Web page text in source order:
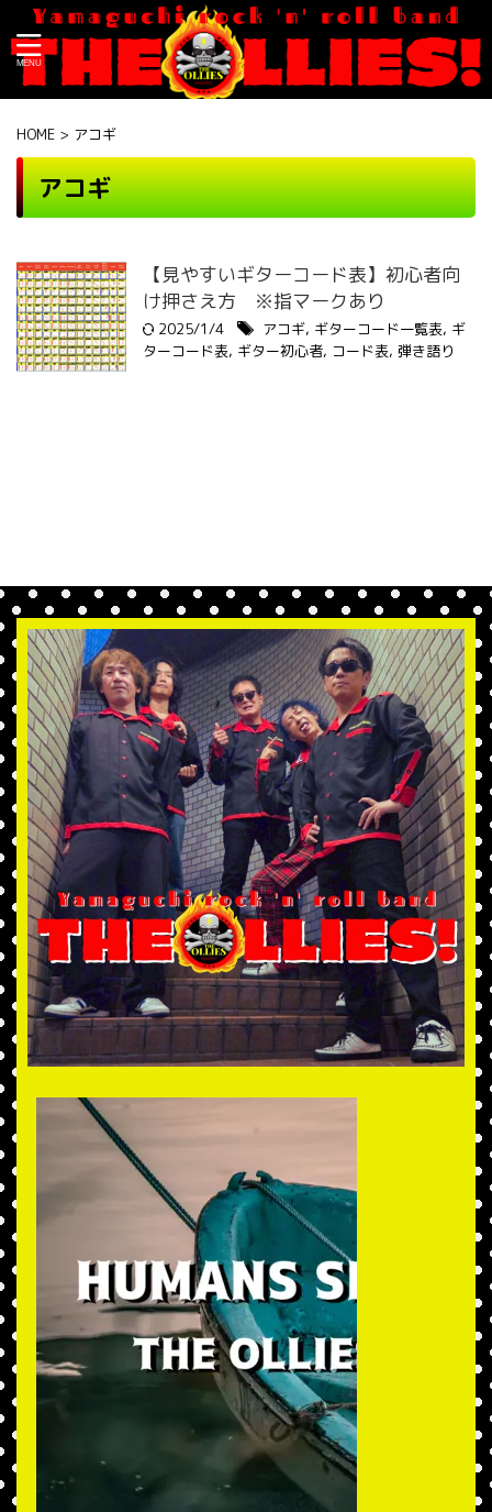
HOME > アコギ
アコギ
【見やすいギターコード表】初心者向
け押さえ方 ※指マークあり
2025/1/4 アコギ, ギターコード一覧表, ギ
ターコード表, ギター初心者, コード表, 弾き語り